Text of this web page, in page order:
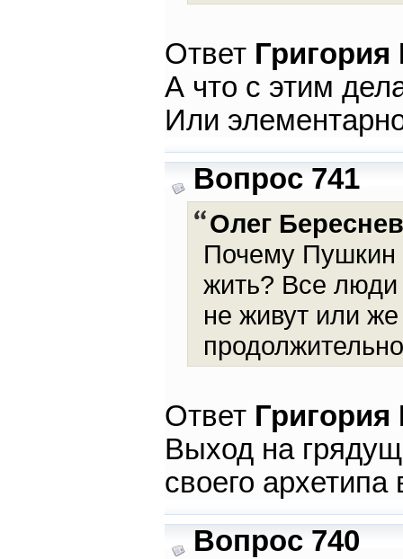
Ответ
А что с этим
Или
Вопрос 741
Олег Береснев
Почему Пушкин
жить? Все люди
не живут или
Ответ
Выход на
своего архетипа
Вопрос 740